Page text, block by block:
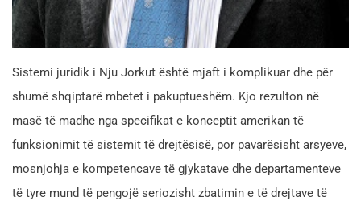
Sistemi juridik i Nju Jorkut është mjaft i komplikuar dhe për
shumë shqiptarë mbetet i pakuptueshëm. Kjo rezulton në
masë të madhe nga specifikat e konceptit amerikan të
funksionimit të sistemit të drejtësisë, por pavarësisht arsyeve,
mosnjohja e kompetencave të gjykatave dhe departamenteve
të tyre mund të pengojë seriozisht zbatimin e të drejtave të